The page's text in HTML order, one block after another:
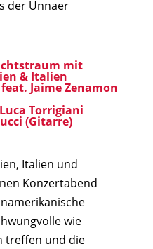
der Unnaer
mit
& Italien
Jaime Zenamon
Torrigiani
(Gitarre)
Italien und
Konzertabend
wie
treffen und die